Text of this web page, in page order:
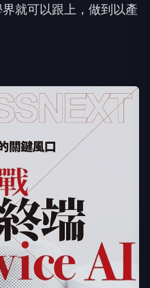
就可以跟上，做到以產